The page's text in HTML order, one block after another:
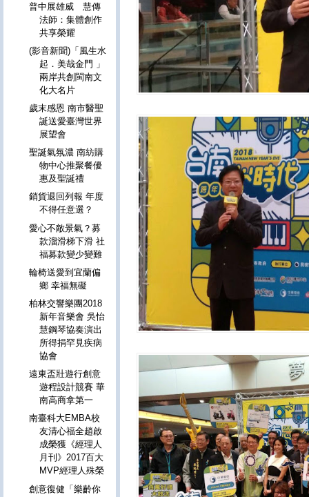
普中展雄威 慧傳
法師：集體創作
共享榮耀
(影音新聞)「風生水
起．美哉金門 」
兩岸共創閩南文
化大名片
歲末感恩 南市醫聖
誕送愛臺灣世界
展望會
聖誕氣氛濃 南紡購
物中心推聚餐優
惠及聖誕禮
銷貨退回列報 年度
不得任意選？
愛心不敵景氣？募
款溜滑梯下滑 社
福募款變少變難
輪椅送愛到宜蘭偏
鄉 幸福無礙
柏林交響樂團2018
新年音樂會 吳怡
慧鋼琴協奏演出
所得捐罕見疾病
協會
遠東盃壯遊行創意
遊程設計競賽 華
南高商拿第一
南臺科大EMBA校
友清心福全趙啟
成榮獲《經理人
月刊》2017百大
MVP經理人殊榮
創意復健「樂齡你